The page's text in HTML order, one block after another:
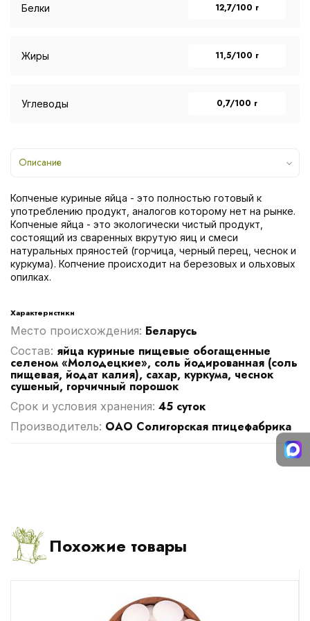
Белки 12,7/100 г
Жиры 11,5/100 г
Углеводы 0,7/100 г
Описание
Копченые куриные яйца - это полностью готовый к
употреблению продукт, аналогов которому нет на рынке.
Копченые яйца - это экологически чистый продукт,
состоящий из сваренных вкрутую яиц и смеси
натуральных пряностей (горчица, черный перец, чеснок и
куркума). Копчение происходит на березовых и ольховых
опилках.
Характеристики
Место происхождения: Беларусь
Cостав: яйца куриные пищевые обогащенные
селеном «Молодецкие», соль йодированная (соль
пищевая, йодат калия), сахар, куркума, чеснок
сушеный, горчичный порошок
Срок и условия хранения: 45 суток
Производитель: ОАО Солигорская птицефабрика
Похожие товары